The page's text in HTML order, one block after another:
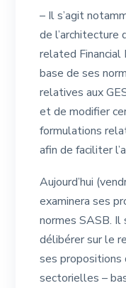
– Il s’agit
de l’architecture
related Financial
base de ses
relatives aux
et de modifier
formulations
afin de faciliter
Aujourd’hui
examinera ses
normes SASB. Il
délibérer sur le
ses propositions
sectorielles –